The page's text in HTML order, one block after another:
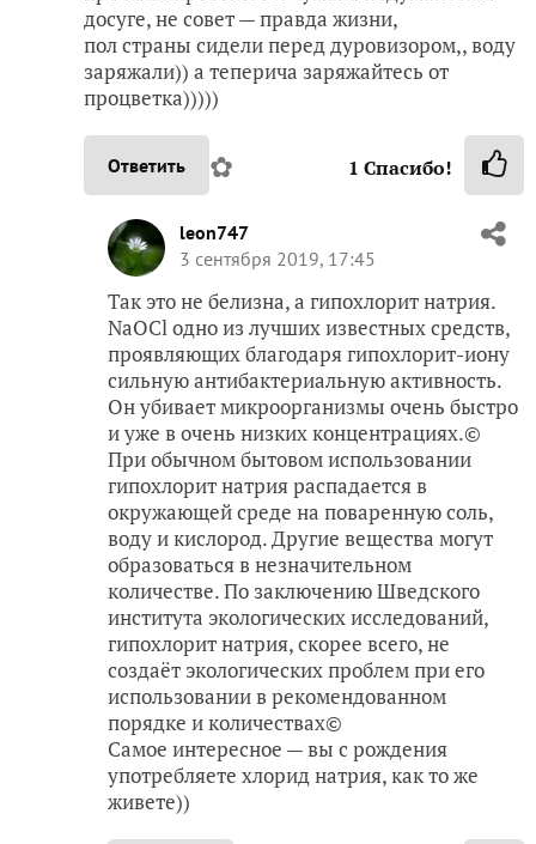
досуге, не совет — правда жизни,
пол страны сидели перед дуровизором,, воду
заряжали)) а теперича заряжайтесь от
процветка)))))
Ответить ✿ 1 Спасибо!
leon747
3 сентября 2019, 17:45
Так это не белизна, а гипохлорит натрия.
NaOCl одно из лучших известных средств,
проявляющих благодаря гипохлорит-иону
сильную антибактериальную активность.
Он убивает микроорганизмы очень быстро
и уже в очень низких концентрациях.©
При обычном бытовом использовании
гипохлорит натрия распадается в
окружающей среде на поваренную соль,
воду и кислород. Другие вещества могут
образоваться в незначительном
количестве. По заключению Шведского
института экологических исследований,
гипохлорит натрия, скорее всего, не
создаёт экологических проблем при его
использовании в рекомендованном
порядке и количествах©
Самое интересное — вы с рождения
употребляете хлорид натрия, как то же
живете))